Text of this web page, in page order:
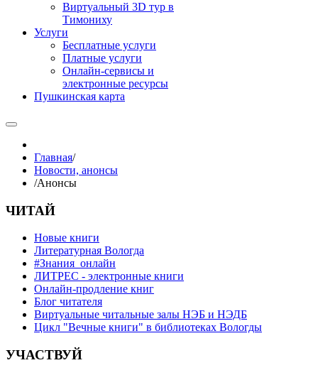
Виртуальный 3D тур в
Тимониху
Услуги
Бесплатные услуги
Платные услуги
Онлайн-сервисы и
электронные ресурсы
Пушкинская карта
Главная/
Новости, анонсы
/Анонсы
ЧИТАЙ
Новые книги
Литературная Вологда
#Знания_онлайн
ЛИТРЕС - электронные книги
Онлайн-продление книг
Блог читателя
Виртуальные читальные залы НЭБ и НЭДБ
Цикл "Вечные книги" в библиотеках Вологды
УЧАСТВУЙ